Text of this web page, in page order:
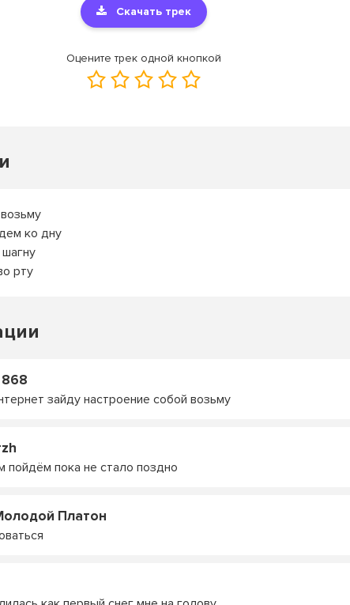
Скачать трек
Оцените трек одной кнопкой
ко дну
рту
зайду настроение собой возьму
пойдём пока не стало поздно
Платон